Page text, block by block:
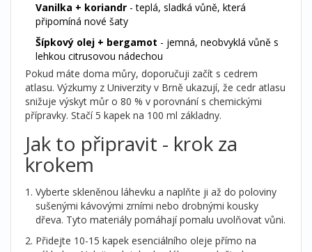
Vanilka + koriandr - teplá, sladká vůně, která
připomíná nové šaty
Šípkový olej + bergamot - jemná, neobvyklá vůně s
lehkou citrusovou nádechou
Pokud máte doma můry, doporučuji začít s cedrem
atlasu. Výzkumy z Univerzity v Brně ukazují, že cedr atlasu
snižuje výskyt můr o 80 % v porovnání s chemickými
přípravky. Stačí 5 kapek na 100 ml základny.
Jak to připravit - krok za
krokem
Vyberte skleněnou láhevku a naplňte ji až do poloviny
sušenými kávovými zrními nebo drobnými kousky
dřeva. Tyto materiály pomáhají pomalu uvolňovat vůni.
Přidejte 10-15 kapek esenciálního oleje přímo na